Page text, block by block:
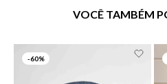
VOCÊ TAMBÉM
-60%